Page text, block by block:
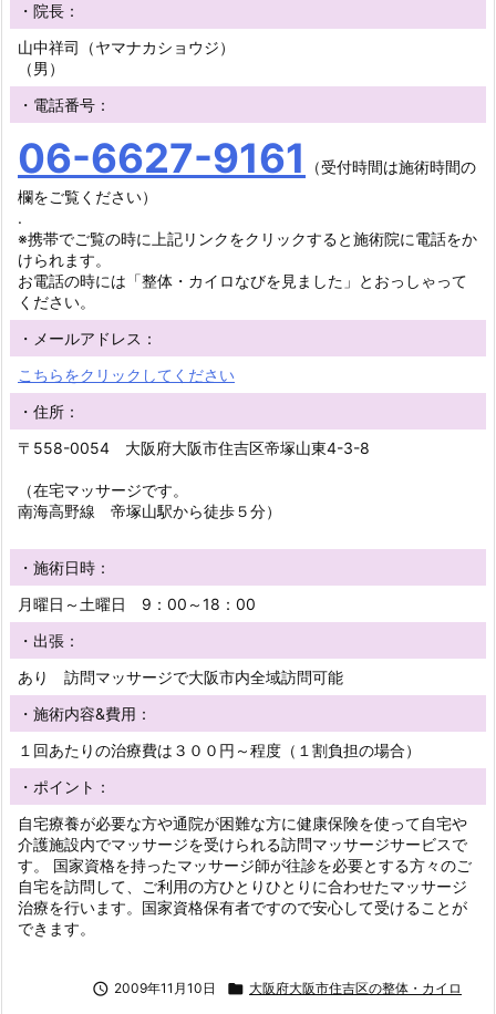
・院長：
山中祥司（ヤマナカショウジ）
（男）
・電話番号：
06-6627-9161
（受付時間は施術時間の
欄をご覧ください）
.
※携帯でご覧の時に上記リンクをクリックすると施術院に電話をか
けられます。
お電話の時には「整体・カイロなびを見ました」とおっしゃって
ください。
・メールアドレス：
こちらをクリックしてください
・住所：
〒558-0054 大阪府大阪市住吉区帝塚山東4-3-8
（在宅マッサージです。
南海高野線 帝塚山駅から徒歩５分）
・施術日時：
月曜日～土曜日 9：00～18：00
・出張：
あり 訪問マッサージで大阪市内全域訪問可能
・施術内容&費用：
１回あたりの治療費は３００円～程度（１割負担の場合）
・ポイント：
自宅療養が必要な方や通院が困難な方に健康保険を使って自宅や
介護施設内でマッサージを受けられる訪問マッサージサービスで
す。 国家資格を持ったマッサージ師が往診を必要とする方々のご
自宅を訪問して、ご利用の方ひとりひとりに合わせたマッサージ
治療を行います。国家資格保有者ですので安心して受けることが
できます。
 2009年11月10日  大阪府大阪市住吉区の整体・カイロ